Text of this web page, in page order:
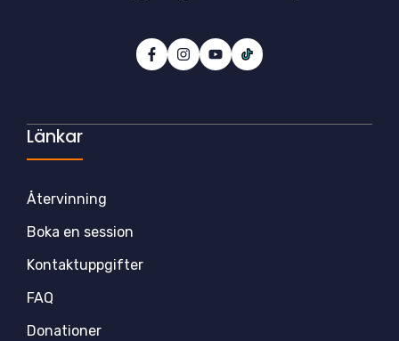
Länkar
Återvinning
Boka en session
Kontaktuppgifter
FAQ
Donationer